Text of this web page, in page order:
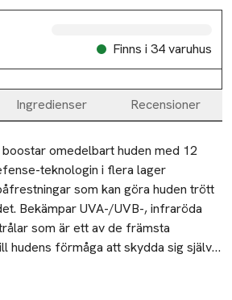
Finns i 34 varuhus
Ingredienser Recensioner
omedelbart huden med 12
teknologin i flera lager
som kan göra huden trött
Bekämpar UVA-/UVB-, infraröda
som är ett av de främsta
hudens förmåga att skydda sig själv.
formulan bidrar till att skydda